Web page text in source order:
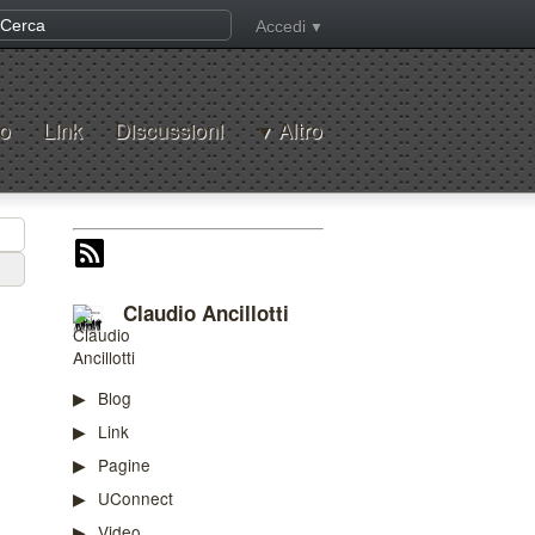
Accedi
Link Discussioni Altro
Claudio Ancillotti
Blog
Link
Pagine
UConnect